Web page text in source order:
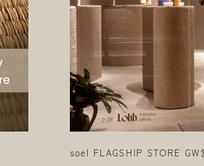
soel FLAGSHIP STORE GW